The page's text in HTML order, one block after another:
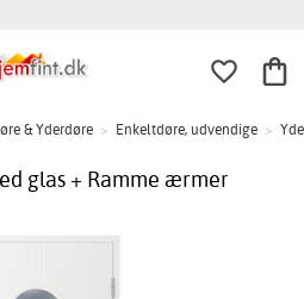
& Yderdøre > Enkeltdøre, udvendige >
glas + Ramme ærmer